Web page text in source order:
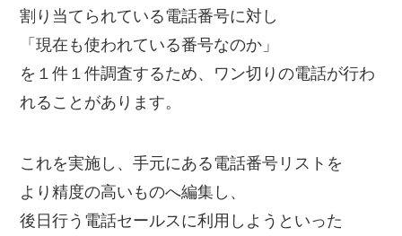
割り当てられている電話番号に対し
「現在も使われている番号なのか」
を１件１件調査するため、ワン切りの電話が行わ
れることがあります。
これを実施し、手元にある電話番号リストを
より精度の高いものへ編集し、
後日行う電話セールスに利用しようといった